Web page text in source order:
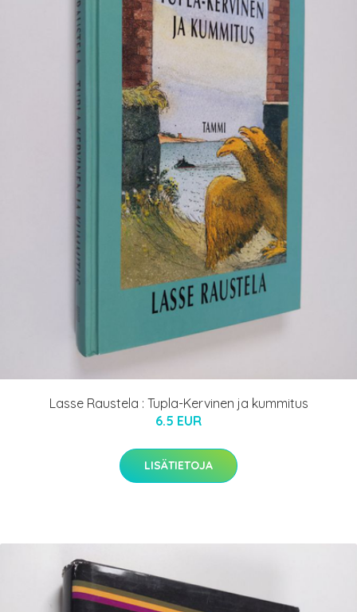
Lasse Raustela : Tupla-Kervinen ja kummitus
6.5 EUR
LISÄTIETOJA